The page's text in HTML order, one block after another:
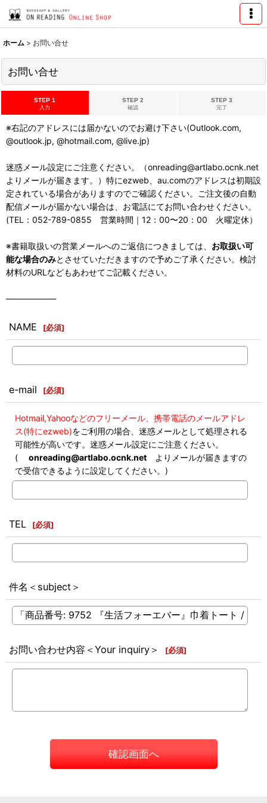
ホーム > お問い合せ
お問い合せ
STEP 1
入力
STEP 2
確認
STEP 3
完了
※右記のアドレスには届かないのでお避け下さい(Outlook.com,
@outlook.jp, @hotmail.com, @live.jp)
迷惑メール設定にご注意ください。（onreading@artlabo.ocnk.net
よりメールが届きます。）特にezweb、au.comのアドレスは初期設
定されている場合がありますのでご確認ください。ご注文後の自動
配信メールが届かない場合は、お電話にてお問い合わせください。
(TEL：052-789-0855 営業時間｜12：00〜20：00 火曜定休）
※書籍取扱いの営業メールへのご返信につきましては、 お取扱い可
能な場合のみとさせていただきますので予めご了承ください。検討
材料のURLなどもあわせてご記載ください。
――――――
NAME [必須]
e-mail [必須]
Hotmail,Yahooなどのフリーメール、携帯電話のメールアドレ
ス(特にezweb)をご利用の場合、迷惑メールとして処理される
可能性が高いです。迷惑メール設定にご注意ください。
( onreading@artlabo.ocnk.net よりメールが届きますの
で受信できるように設定してください。)
TEL [必須]
件名＜subject＞
お問い合わせ内容＜Your inquiry＞ [必須]
確認画面へ